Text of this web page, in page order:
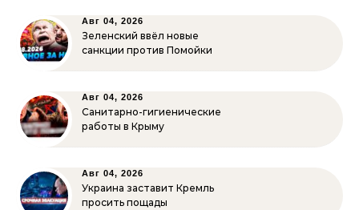
Авг 04, 2026
Зеленский ввёл новые
санкции против Помойки
Авг 04, 2026
Санитарно-гигиенические
работы в Крыму
Авг 04, 2026
Украина заставит Кремль
просить пощады